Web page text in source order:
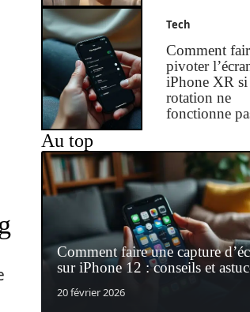
Tech
Comment
pivoter
iPhone XR si
rotation ne
fonctionne
Au top
Comment faire une capture
sur iPhone 12 : conseils et
20 février 2026